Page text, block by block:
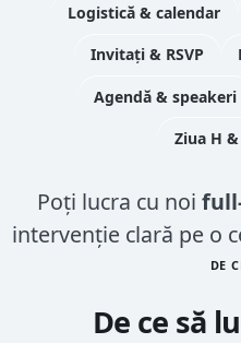
Logistică & calendar
Invitați & RSVP
Agendă & speakeri
Ziua H
Poți lucra cu noi
intervenție clară pe o
DE
De ce să